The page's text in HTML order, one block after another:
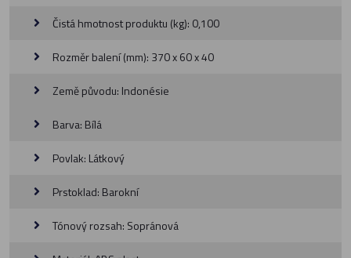
Čistá hmotnost produktu (kg): 0,100
Rozměr balení (mm): 370 x 60 x 40
Země původu: Indonésie
Barva: Bílá
Povlak: Látkový
Prstoklad: Barokní
Tónový rozsah: Sopránová